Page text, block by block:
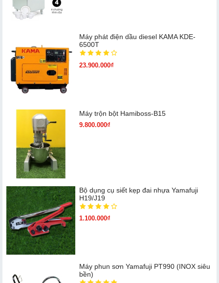
Máy phát điện dầu diesel KAMA KDE-
6500T
23.900.000₫
Máy trộn bột Hamiboss-B15
9.800.000₫
Bộ dụng cụ siết kẹp đai nhựa Yamafuji
H19/J19
1.100.000₫
Máy phun sơn Yamafuji PT990 (INOX siêu
bền)